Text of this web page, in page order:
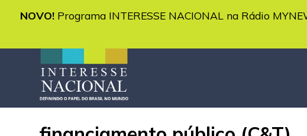
NOVO! Programa INTERESSE NACIONAL na Rádio